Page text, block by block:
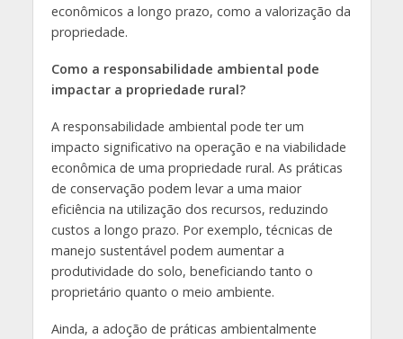
econômicos a longo prazo, como a valorização da
propriedade.
Como a responsabilidade ambiental pode
impactar a propriedade rural?
A responsabilidade ambiental pode ter um
impacto significativo na operação e na viabilidade
econômica de uma propriedade rural. As práticas
de conservação podem levar a uma maior
eficiência na utilização dos recursos, reduzindo
custos a longo prazo. Por exemplo, técnicas de
manejo sustentável podem aumentar a
produtividade do solo, beneficiando tanto o
proprietário quanto o meio ambiente.
Ainda, a adoção de práticas ambientalmente